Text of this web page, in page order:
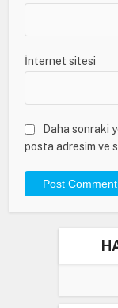
İnternet sitesi
Daha sonraki
posta adresim ve